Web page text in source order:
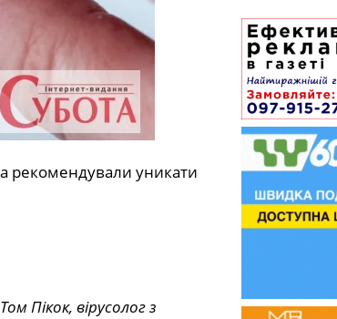
рекомендували уникати
Пікок, вірусолог з